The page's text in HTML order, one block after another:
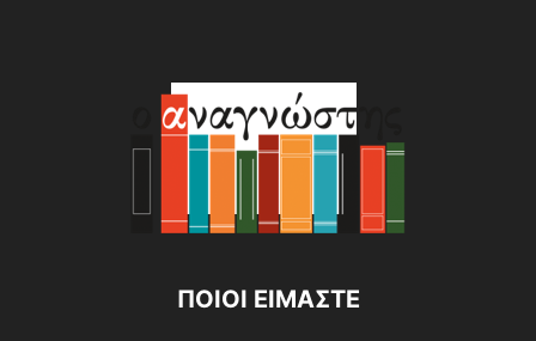
ΠΟΙΟΙ ΕΙΜΑΣΤΕ